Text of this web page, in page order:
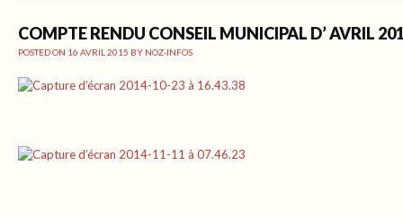
COMPTE RENDU CONSEIL MUNICIPAL D’ AVRIL
POSTED ON 16 AVRIL 2015 BY NOZ-INFOS